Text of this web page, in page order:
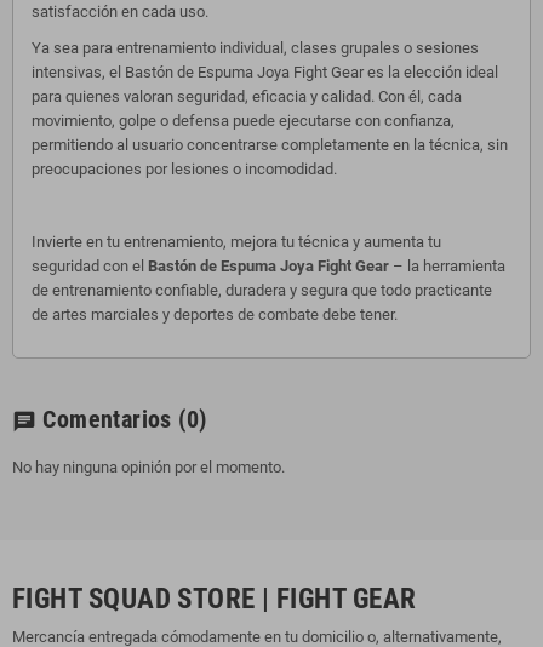
satisfacción en cada uso.
Ya sea para entrenamiento individual, clases grupales o sesiones
intensivas, el Bastón de Espuma Joya Fight Gear es la elección ideal
para quienes valoran seguridad, eficacia y calidad. Con él, cada
movimiento, golpe o defensa puede ejecutarse con confianza,
permitiendo al usuario concentrarse completamente en la técnica, sin
preocupaciones por lesiones o incomodidad.
Invierte en tu entrenamiento, mejora tu técnica y aumenta tu
seguridad con el Bastón de Espuma Joya Fight Gear – la herramienta
de entrenamiento confiable, duradera y segura que todo practicante
de artes marciales y deportes de combate debe tener.
chat Comentarios (0)
No hay ninguna opinión por el momento.
FIGHT SQUAD STORE | FIGHT GEAR
Mercancía entregada cómodamente en tu domicilio o, alternativamente,